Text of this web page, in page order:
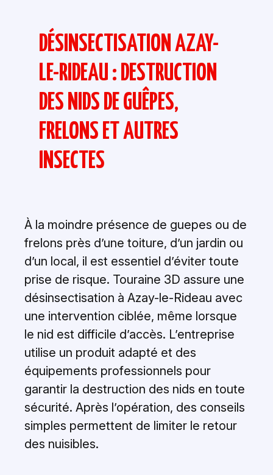
DÉSINSECTISATION AZAY-
LE-RIDEAU : DESTRUCTION
DES NIDS DE GUÊPES,
FRELONS ET AUTRES
INSECTES
À la moindre présence de guepes ou de
frelons près d’une toiture, d’un jardin ou
d’un local, il est essentiel d’éviter toute
prise de risque. Touraine 3D assure une
désinsectisation à Azay-le-Rideau avec
une intervention ciblée, même lorsque
le nid est difficile d’accès. L’entreprise
utilise un produit adapté et des
équipements professionnels pour
garantir la destruction des nids en toute
sécurité. Après l’opération, des conseils
simples permettent de limiter le retour
des nuisibles.